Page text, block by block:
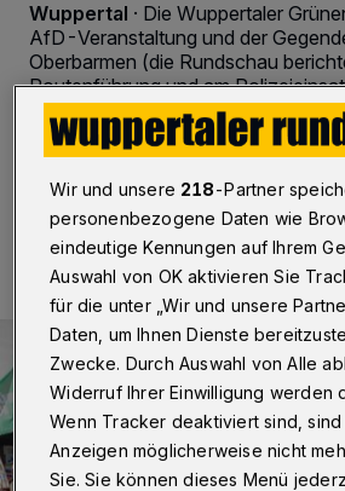
Wuppertal · Die Wuppertaler
AfD-Veranstaltung und der
Oberbarmen (die Rundschau
Routenführung und am
Stellungnahme im Wortlaut.
02.07.2026 , 08:30 Uhr Eine Minute
Wir und unsere 218-Partner
personenbezogene Daten wie
eindeutige Kennungen auf Ihrem
Auswahl von OK aktivieren Sie
für die unter „Wir und unsere
Daten, um Ihnen Dienste
Zwecke. Durch Auswahl von Alle
Widerruf Ihrer Einwilligung werden
Wenn Tracker deaktiviert sind, sind
Anzeigen möglicherweise nicht
Sie. Sie können dieses Menü